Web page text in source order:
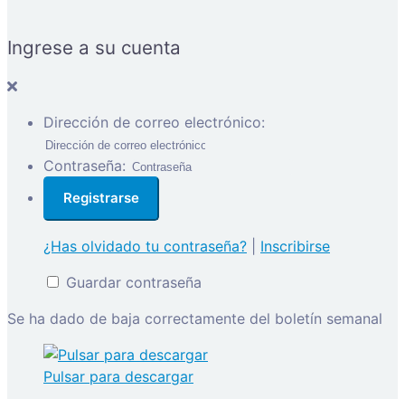
Ingrese a su cuenta
Dirección de correo electrónico:
Contraseña:
¿Has olvidado tu contraseña?
Inscribirse
Guardar contraseña
Se ha dado de baja correctamente del boletín semanal
Pulsar para descargar